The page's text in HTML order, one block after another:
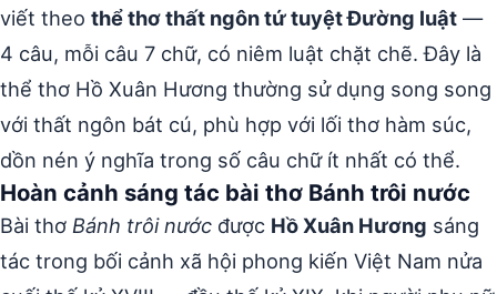
viết theo thể thơ thất ngôn tứ tuyệt Đường luật —
4 câu, mỗi câu 7 chữ, có niêm luật chặt chẽ. Đây là
thể thơ Hồ Xuân Hương thường sử dụng song song
với thất ngôn bát cú, phù hợp với lối thơ hàm súc,
dồn nén ý nghĩa trong số câu chữ ít nhất có thể.
Hoàn cảnh sáng tác bài thơ Bánh trôi nước
Bài thơ Bánh trôi nước được Hồ Xuân Hương sáng
tác trong bối cảnh xã hội phong kiến Việt Nam nửa